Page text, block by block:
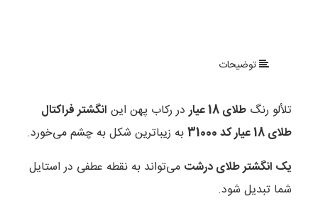
توضیحات
تلألو رنگطلای 18 عیار در رکاب پهن این انگشتر فراکتال
طلای 18 عیار کد 31000
به زیباترین شکل به چشم می‌خورد.
یک انگشتر طلای درشت می‌تواند به نقطه عطفی در استایل
شما تبدیل شود.